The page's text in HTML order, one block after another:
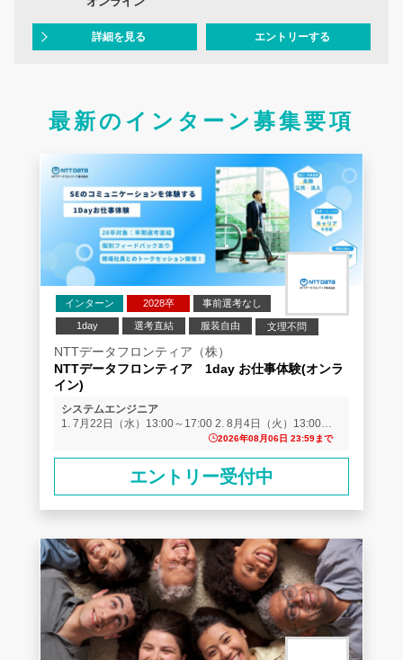
詳細を見る エントリーする
最新のインターン募集要項
インターン 2028卒 事前選考なし
1day 選考直結 服装自由 文理不問
業界研究 企業研究
NTTデータフロンティア（株）
NTTデータフロンティア 1day お仕事体験(オンラ
イン)
システムエンジニア
1. 7月22日（水）13:00～17:00 2. 8月4日（火）13:00～
17:00 3. 8月7日（金）13:00～17:00 4. 8月18日（火）
は月1回以上の開催を予定
2026年08月06日 23:59まで
エントリー受付中